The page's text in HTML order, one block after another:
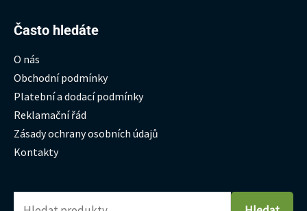
Často hledáte
O nás
Obchodní podmínky
Platební a dodací podmínky
Reklamační řád
Zásady ochrany osobních údajů
Kontakty
Hledat: